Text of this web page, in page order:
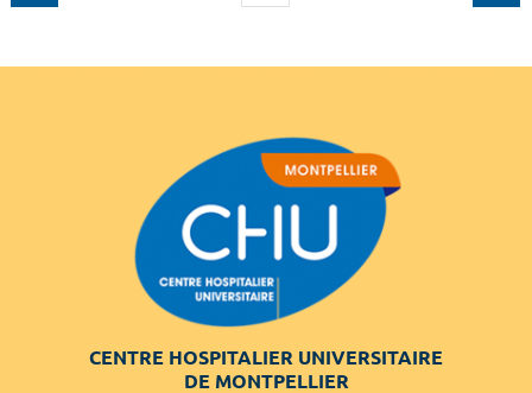
CENTRE HOSPITALIER UNIVERSITAIRE
DE MONTPELLIER